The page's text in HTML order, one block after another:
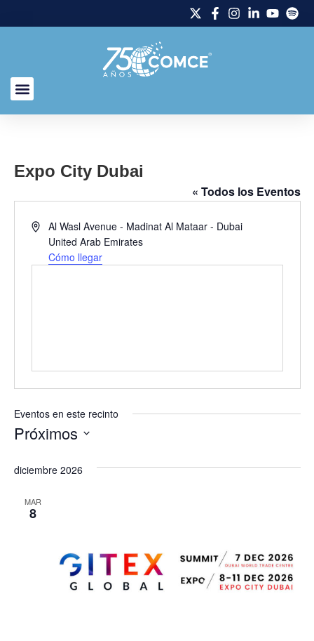
Expo City Dubai
« Todos los Eventos
Dirección
Al Wasl Avenue - Madinat Al Mataar - Dubai
United Arab Emirates
Cómo llegar
Eventos en este recinto
Próximos
fecha.
diciembre 2026
MAR
8